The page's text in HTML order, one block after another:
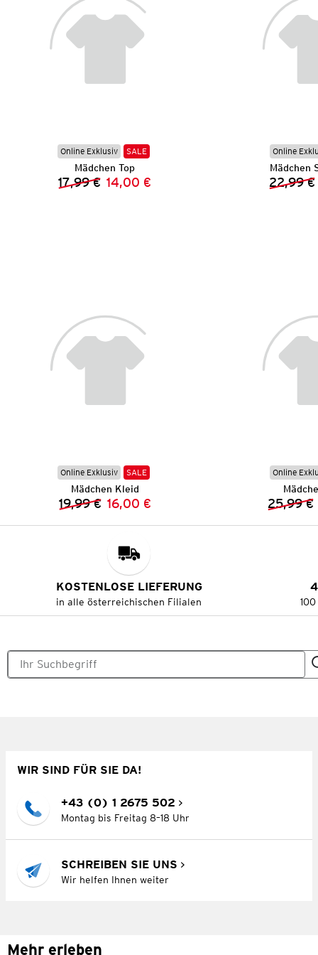
Online Exklusiv SALE
Mädchen Top
Vorheriger Preis:
17,99 € Neuer Preis:
14,00 €
Online
Mädchen
22,99 €
Online Exklusiv SALE
Mädchen Kleid
Vorheriger Preis:
19,99 € Neuer Preis:
16,00 €
Online
25,99 €
KOSTENLOSE LIEFERUNG
in alle österreichischen Filialen
WIR SIND FÜR SIE DA!
+43 (0) 1 2675 502
Montag bis Freitag 8–18 Uhr
SCHREIBEN SIE UNS
Wir helfen Ihnen weiter
Mehr erleben